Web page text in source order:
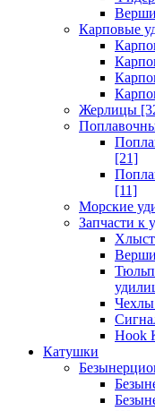
Карповые
Жерлицы
[21]
[11]
Морские
Запчасти к
Hook
Катушки